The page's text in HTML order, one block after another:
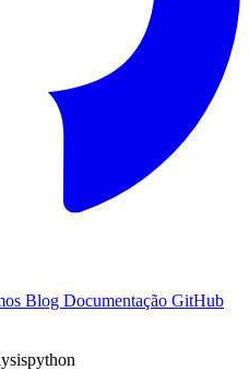
Blog Documentação GitHub
python